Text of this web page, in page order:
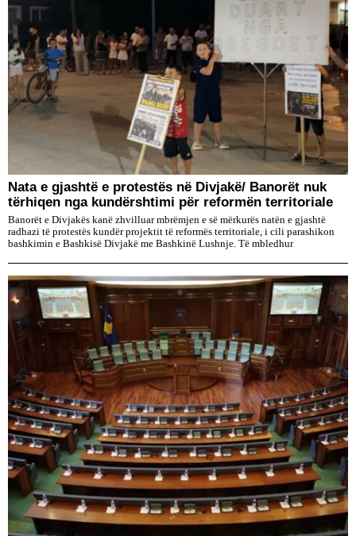
Nata e gjashtë e protestës në Divjakë/ Banorët nuk
tërhiqen nga kundërshtimi për reformën territoriale
Banorët e Divjakës kanë zhvilluar mbrëmjen e së mërkurës natën e gjashtë
radhazi të protestës kundër projektit të reformës territoriale, i cili parashikon
bashkimin e Bashkisë Divjakë me Bashkinë Lushnje. Të mbledhur